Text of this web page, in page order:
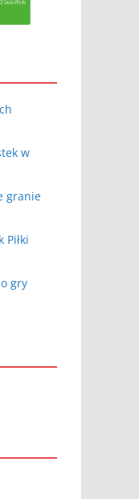
w
granie
Piłki
gry